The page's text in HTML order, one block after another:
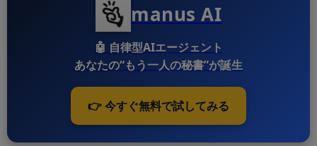
manus AI
🤖 自律型AIエージェント
あなたの“もう一人の秘書”が誕生
👉 今すぐ無料で試してみる